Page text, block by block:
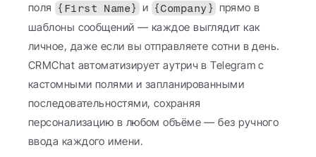
поля {First Name} и {Company} прямо в
шаблоны сообщений — каждое выглядит как
личное, даже если вы отправляете сотни в день.
CRMChat автоматизирует аутрич в Telegram с
кастомными полями и запланированными
последовательностями, сохраняя
персонализацию в любом объёме — без ручного
ввода каждого имени.